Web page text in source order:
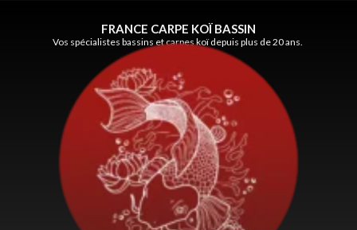
FRANCE CARPE KOÏ BASSIN
Vos spécialistes bassins et carpes koï depuis plus de 20 ans.